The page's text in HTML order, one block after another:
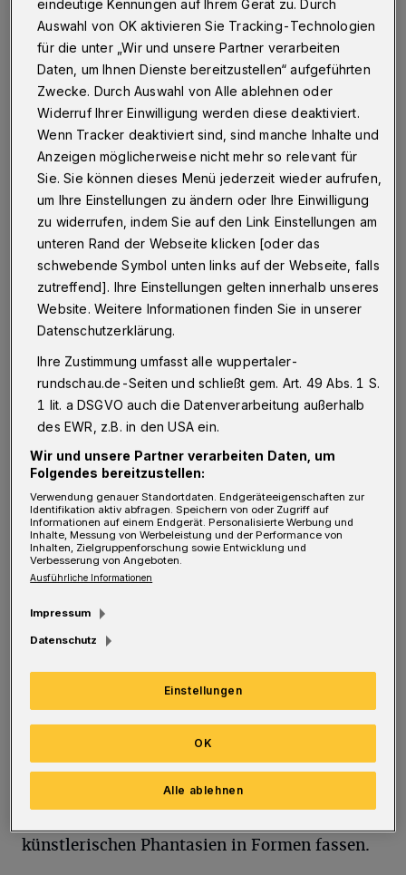
dazu bietet "Knicklicht e.V." Kindern im Grundschulalter
mit Beginn der Herbstferien eine reizvolle Möglichkeit.
27.09.2014 , 00:00 Uhr Eine Minute Lesezeit
Von Manfred Bube
Los geht es am Montag, 6. Oktober, um 10 Uhr.
Ab da werden die jungen Teilnehmer Kreativen
vom Ölberg in ihren Werkstätten über die
Schulter schauen, so verschiedene Techniken
selbst kreativ zu werden. Projektleiterin Janine
Hanack: "Ziel ist es, durch die Begegnung mit
unterschiedlichen künstlerischen Bereichen
das Interesse der Kinder für ihre Potenziale zu
wecken."
Herbstferien geht das von der Robert-Bosch-
Stiftung geförderte Projekt übrigens im
wöchentlichen Rhythmus weiter: Jeweils
freitags von 15.30 bis 17.30 Uhr können die
Nachwuchskünstler in den Räumen der
künstlerischen Phantasien in Formen fassen.
eindeutige Kennungen auf Ihrem Gerät zu. Durch
Auswahl von OK aktivieren Sie Tracking-Technologien
für die unter „Wir und unsere Partner verarbeiten
Daten, um Ihnen Dienste bereitzustellen“ aufgeführten
Zwecke. Durch Auswahl von Alle ablehnen oder
Widerruf Ihrer Einwilligung werden diese deaktiviert.
Wenn Tracker deaktiviert sind, sind manche Inhalte und
Anzeigen möglicherweise nicht mehr so relevant für
Sie. Sie können dieses Menü jederzeit wieder aufrufen,
um Ihre Einstellungen zu ändern oder Ihre Einwilligung
zu widerrufen, indem Sie auf den Link Einstellungen am
unteren Rand der Webseite klicken [oder das
schwebende Symbol unten links auf der Webseite, falls
zutreffend]. Ihre Einstellungen gelten innerhalb unseres
Website. Weitere Informationen finden Sie in unserer
Datenschutzerklärung.
Ihre Zustimmung umfasst alle wuppertaler-
rundschau.de-Seiten und schließt gem. Art. 49 Abs. 1 S.
1 lit. a DSGVO auch die Datenverarbeitung außerhalb
des EWR, z.B. in den USA ein.
Wir und unsere Partner verarbeiten Daten, um
Folgendes bereitzustellen:
Verwendung genauer Standortdaten. Endgeräteeigenschaften zur
Identifikation aktiv abfragen. Speichern von oder Zugriff auf
Informationen auf einem Endgerät. Personalisierte Werbung und
Inhalte, Messung von Werbeleistung und der Performance von
Inhalten, Zielgruppenforschung sowie Entwicklung und
Verbesserung von Angeboten.
Ausführliche Informationen
Impressum
Datenschutz
Einstellungen
Alle ablehnen
OK